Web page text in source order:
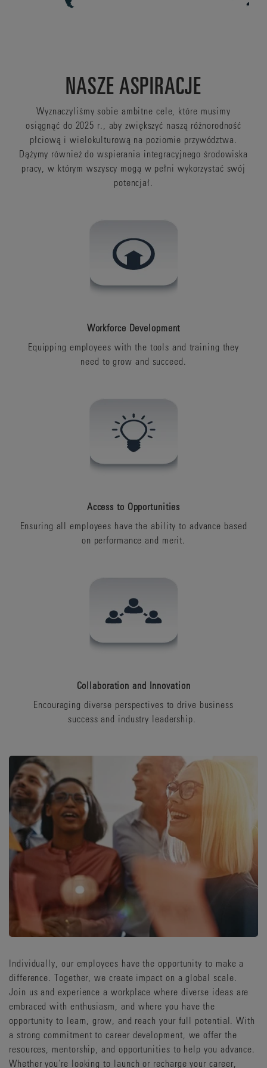
NASZE ASPIRACJE
Wyznaczyliśmy sobie ambitne cele, które musimy
osiągnąć do 2025 r., aby zwiększyć naszą różnorodność
płciową i wielokulturową na poziomie przywództwa.
Dążymy również do wspierania integracyjnego środowiska
pracy, w którym wszyscy mogą w pełni wykorzystać swój
potencjał.
Workforce Development
Equipping employees with the tools and training they
need to grow and succeed.
Access to Opportunities
Ensuring all employees have the ability to advance based
on performance and merit.
Collaboration and Innovation
Encouraging diverse perspectives to drive business
success and industry leadership.
Individually, our employees have the opportunity to make a
difference. Together, we create impact on a global scale.
Join us and experience a workplace where diverse ideas are
embraced with enthusiasm, and where you have the
opportunity to learn, grow, and reach your full potential. With
a strong commitment to career development, we offer the
resources, mentorship, and opportunities to help you advance.
Whether you're looking to launch or recharge your career,